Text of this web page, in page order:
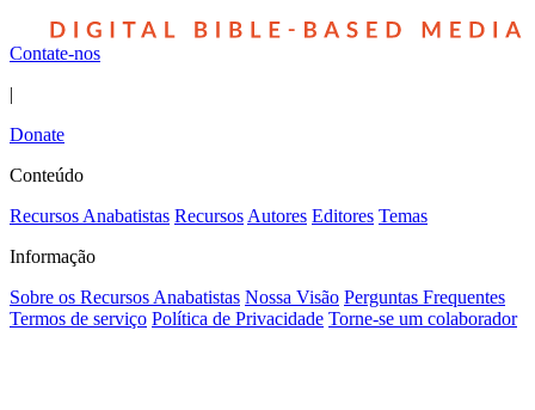
Contate-nos
|
Donate
Conteúdo
Recursos Anabatistas Recursos Autores Editores Temas
Informação
Sobre os Recursos Anabatistas Nossa Visão Perguntas Frequentes
Termos de serviço Política de Privacidade Torne-se um colaborador